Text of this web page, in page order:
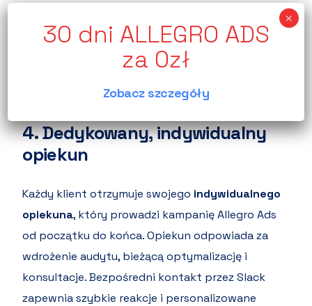
konta, ofert, jakości aukcji, tytułów, miniatur,
opisu, oferty graficznej, rabatów, zakładek
4.Dedykowany, indywidualny
opiekun
Każdy klient otrzymuje swojego indywidualnego
opiekuna, który prowadzi kampanię Allegro Ads
od początku do końca. Opiekun odpowiada za
wdrożenie audytu, bieżącą optymalizację i
konsultacje. Bezpośredni kontakt przez Slack
zapewnia szybkie reakcje i personalizowane
Zobacz szczegóły